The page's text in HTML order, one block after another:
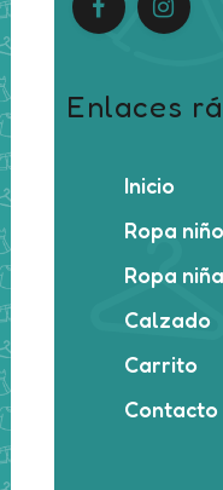
Enlaces
Inicio
Ropa niño
Ropa niña
Calzado
Carrito
Contacto